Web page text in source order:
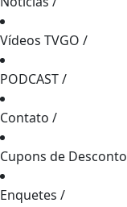
Vídeos TVGO /
PODCAST/
Contato /
Cupons de Desconto
Enquetes /